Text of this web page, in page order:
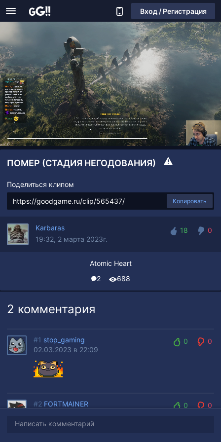
Вход / Регистрация
ПОМЕР (СТАДИЯ НЕГОДОВАНИЯ)
Поделиться клипом
Копировать
Karbaras
19:32, 2 марта 2023г.
18
0
Atomic Heart
2
688
2 комментария
#1 stop_gaming
02.03.2023 в 22:09
0
0
#2 FORTMAINER
0
0
Я прочувствовал эту боль только когда сам стал
Написать комментарий